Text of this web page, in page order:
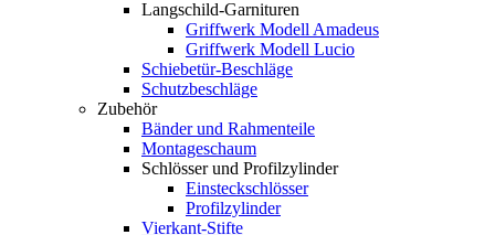
Langschild-Garnituren
Griffwerk Modell Amadeus
Griffwerk Modell Lucio
Schiebetür-Beschläge
Schutzbeschläge
Zubehör
Bänder und Rahmenteile
Montageschaum
Schlösser und Profilzylinder
Einsteckschlösser
Profilzylinder
Vierkant-Stifte